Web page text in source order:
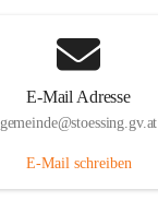
E-Mail Adresse
gemeinde@stoessing.gv.at
E-Mail schreiben